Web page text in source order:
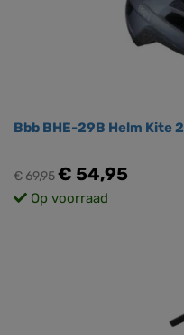
Bbb BHE-29B Helm Kite
€ 69,95€ 54,95
Op voorraad